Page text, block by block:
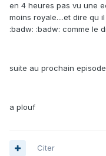
en 4 heures pas vu une
moins royale....et dire qu
:badw: :badw: comme le
suite au prochain episode
a plouf
Citer